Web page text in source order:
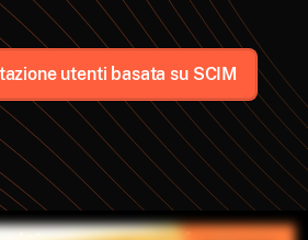
utenti basata su SCIM